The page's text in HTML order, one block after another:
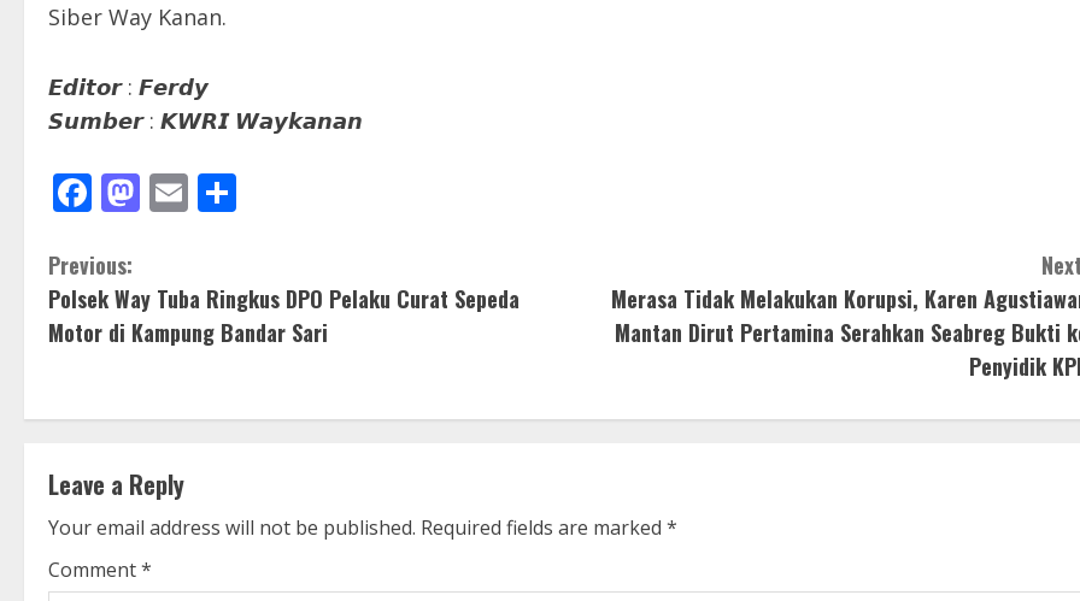
Siber Way Kanan.
𝙀𝙙𝙞𝙩𝙤𝙧 : 𝙁𝙚𝙧𝙙𝙮
𝙎𝙪𝙢𝙗𝙚𝙧 : 𝙆𝙒𝙍𝙄 𝙒𝙖𝙮𝙠𝙖𝙣𝙖𝙣
Facebook
Mastodon
Email
C
o
t
i
n
u
Previous:
Polsek Way Tuba Ringkus DPO Pelaku Curat Sepeda
Motor di Kampung Bandar Sari
Merasa Tidak Melakukan Korupsi, Karen
Mantan Dirut Pertamina Serahkan Seabreg Bukti
Penyidik
Leave a Reply
Your email address will not be published. Required fields are marked *
Comment*